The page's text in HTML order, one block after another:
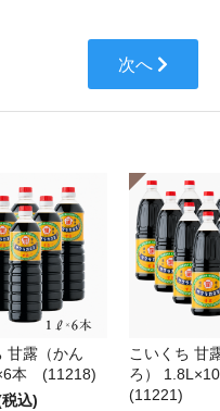
次へ
甘露（かん
本 (11218)
込)
こいくち 甘
ろ）
(11221)